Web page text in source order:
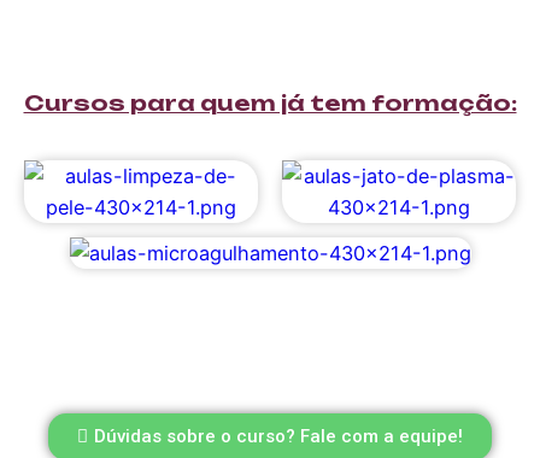
Cursos para quem já tem formação:
Dúvidas sobre o curso? Fale com a equipe!